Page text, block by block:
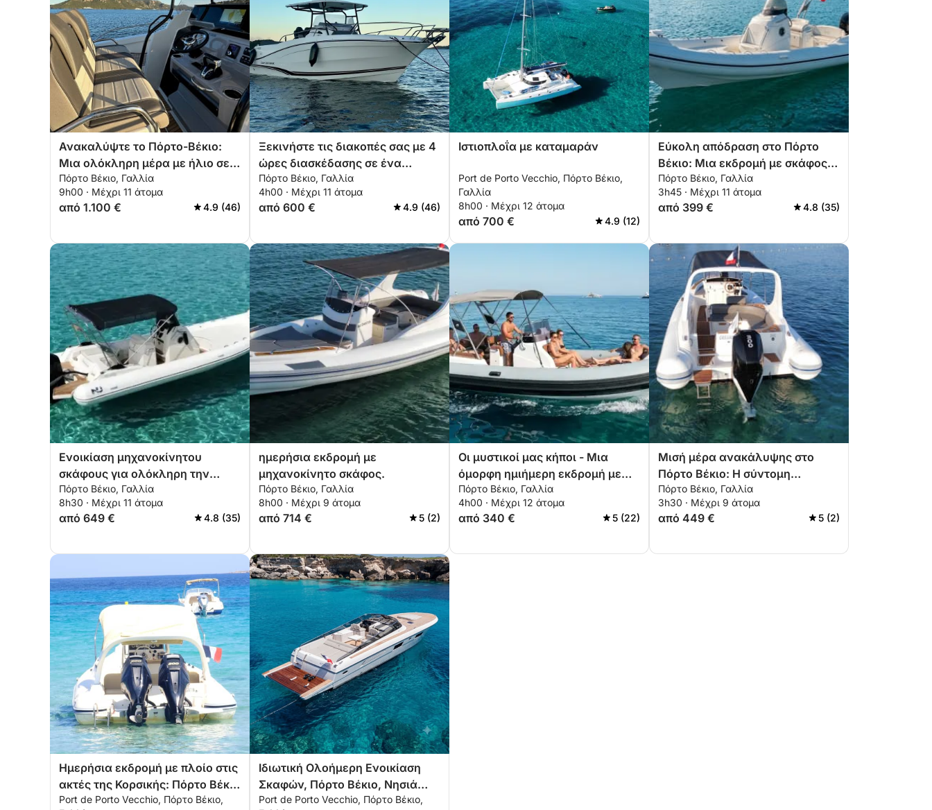
Ανακαλύψτε το Πόρτο-Βέκιο:
Μια ολόκληρη μέρα με ήλιο σε
ένα μηχανοκίνητο σκάφος
Πόρτο Βέκιο, Γαλλία
9h00 · Μέχρι 11 άτομα
από 1.100 € 4.9 (46)
Ξεκινήστε τις διακοπές σας με 4
ώρες διασκέδασης σε ένα
μηχανοκίνητο σκάφος
Πόρτο Βέκιο, Γαλλία
4h00 · Μέχρι 11 άτομα
από 600 € 4.9 (46)
Ιστιοπλοΐα με καταμαράν
Port de Porto Vecchio, Πόρτο Βέκιο,
Γαλλία
8h00 · Μέχρι 12 άτομα
από 700 € 4.9 (12)
Εύκολη απόδραση στο Πόρτο
Βέκιο: Μια εκδρομή με σκάφος 3
ωρών και 45 λεπτών με
μηχανοκίνητο σκάφος
Πόρτο Βέκιο, Γαλλία
3h45 · Μέχρι 11 άτομα
από 399 € 4.8 (35)
Ενοικίαση μηχανοκίνητου
σκάφους για ολόκληρη την
ημέρα στο Πόρτο Βέκιο
Πόρτο Βέκιο, Γαλλία
8h30 · Μέχρι 11 άτομα
από 649 € 4.8 (35)
ημερήσια εκδρομή με
μηχανοκίνητο σκάφος.
Πόρτο Βέκιο, Γαλλία
8h00 · Μέχρι 9 άτομα
από 714 € 5 (2)
Οι μυστικοί μας κήποι - Μια
όμορφη ημιήμερη εκδρομή με
μηχανοκίνητο σκάφος στο
Πόρτο Βέκιο.
Πόρτο Βέκιο, Γαλλία
4h00 · Μέχρι 12 άτομα
από 340 € 5 (22)
Μισή μέρα ανακάλυψης στο
Πόρτο Βέκιο: Η σύντομη
απόδρασή σας με μηχανοκίνητο
σκάφος
Πόρτο Βέκιο, Γαλλία
3h30 · Μέχρι 9 άτομα
από 449 € 5 (2)
Ημερήσια εκδρομή με πλοίο στις
ακτές της Κορσικής: Πόρτο Βέκιο
και η γύρω περιοχή
Port de Porto Vecchio, Πόρτο Βέκιο,
Ιδιωτική Ολοήμερη Ενοικίαση
Σκαφών, Πόρτο Βέκιο, Νησιά
Λαβέτσι και Άγριες Ακτές της
Port de Porto Vecchio, Πόρτο Βέκιο,